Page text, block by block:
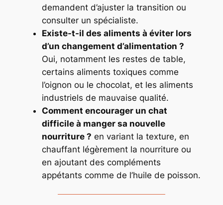
demandent d’ajuster la transition ou
consulter un spécialiste.
Existe-t-il des aliments à éviter lors
d’un changement d’alimentation ?
Oui, notamment les restes de table,
certains aliments toxiques comme
l’oignon ou le chocolat, et les aliments
industriels de mauvaise qualité.
Comment encourager un chat
difficile à manger sa nouvelle
nourriture ? en variant la texture, en
chauffant légèrement la nourriture ou
en ajoutant des compléments
appétants comme de l’huile de poisson.